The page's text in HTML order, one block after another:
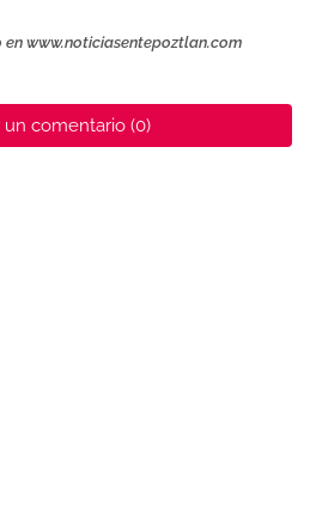
www.noticiasentepoztlan.com
un comentario (0)